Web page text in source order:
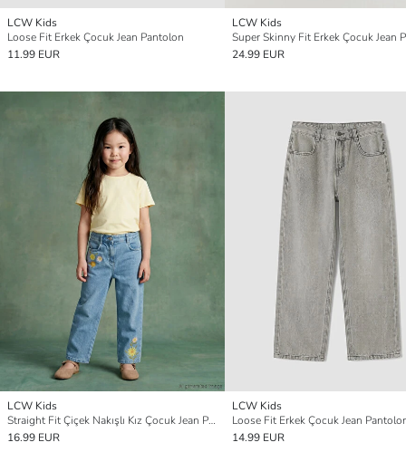
LCW Kids
Loose Fit Erkek Çocuk Jean Pantolon
11.99 EUR
LCW Kids
24.99 EUR
LCW Kids
Straight Fit Çiçek Nakışlı Kız Çocuk Jean Pantolon
16.99 EUR
LCW Kids
Loose Fit Erkek Çocuk Jean
14.99 EUR